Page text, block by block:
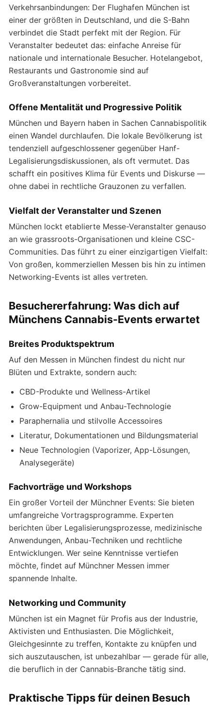
Verkehrsanbindungen: Der Flughafen München ist
einer der größten in Deutschland, und die S-Bahn
verbindet die Stadt perfekt mit der Region. Für
Veranstalter bedeutet das: einfache Anreise für
nationale und internationale Besucher. Hotelangebot,
Restaurants und Gastronomie sind auf
Großveranstaltungen vorbereitet.
Offene Mentalität und Progressive Politik
München und Bayern haben in Sachen Cannabispolitik
einen Wandel durchlaufen. Die lokale Bevölkerung ist
tendenziell aufgeschlossener gegenüber Hanf-
Legalisierungsdiskussionen, als oft vermutet. Das
schafft ein positives Klima für Events und Diskurse —
ohne dabei in rechtliche Grauzonen zu verfallen.
Vielfalt der Veranstalter und Szenen
München lockt etablierte Messe-Veranstalter genauso
an wie grassroots-Organisationen und kleine CSC-
Communities. Das führt zu einer einzigartigen Vielfalt:
Von großen, kommerziellen Messen bis hin zu intimen
Networking-Events ist alles vertreten.
Besuchererfahrung: Was dich auf
Münchens Cannabis-Events erwartet
Breites Produktspektrum
Auf den Messen in München findest du nicht nur
Blüten und Extrakte, sondern auch:
CBD-Produkte und Wellness-Artikel
Grow-Equipment und Anbau-Technologie
Paraphernalia und stilvolle Accessoires
Literatur, Dokumentationen und Bildungsmaterial
Neue Technologien (Vaporizer, App-Lösungen,
Analysegeräte)
Fachvorträge und Workshops
Ein großer Vorteil der Münchner Events: Sie bieten
umfangreiche Vortragsprogramme. Experten
berichten über Legalisierungsprozesse, medizinische
Anwendungen, Anbau-Techniken und rechtliche
Entwicklungen. Wer seine Kenntnisse vertiefen
möchte, findet auf Münchner Messen immer
spannende Inhalte.
Networking und Community
München ist ein Magnet für Profis aus der Industrie,
Aktivisten und Enthusiasten. Die Möglichkeit,
Gleichgesinnte zu treffen, Kontakte zu knüpfen und
sich auszutauschen, ist unbezahlbar — gerade für alle,
die beruflich in der Cannabis-Branche tätig sind.
Praktische Tipps für deinen Besuch